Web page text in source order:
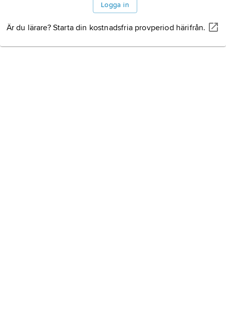
Logga in
Är du lärare? Starta din kostnadsfria provperiod härifrån.